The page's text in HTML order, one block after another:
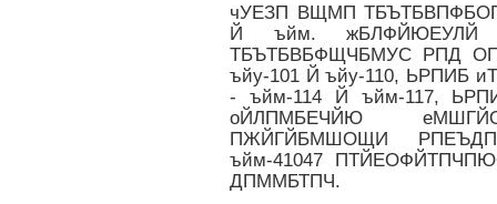
чУЕЗП ВЩМП
Й ъйм.
ТБЪТБВБФЩЧБМУС РПД
ъйу-101 Й ъйу-110, ЬРПИБ
- ъйм-114 Й ъйм-117,
оЙЛПМБЕЧЙЮ
ПЖЙГЙБМШОЩИ
ъйм-41047
ДПММБТПЧ.